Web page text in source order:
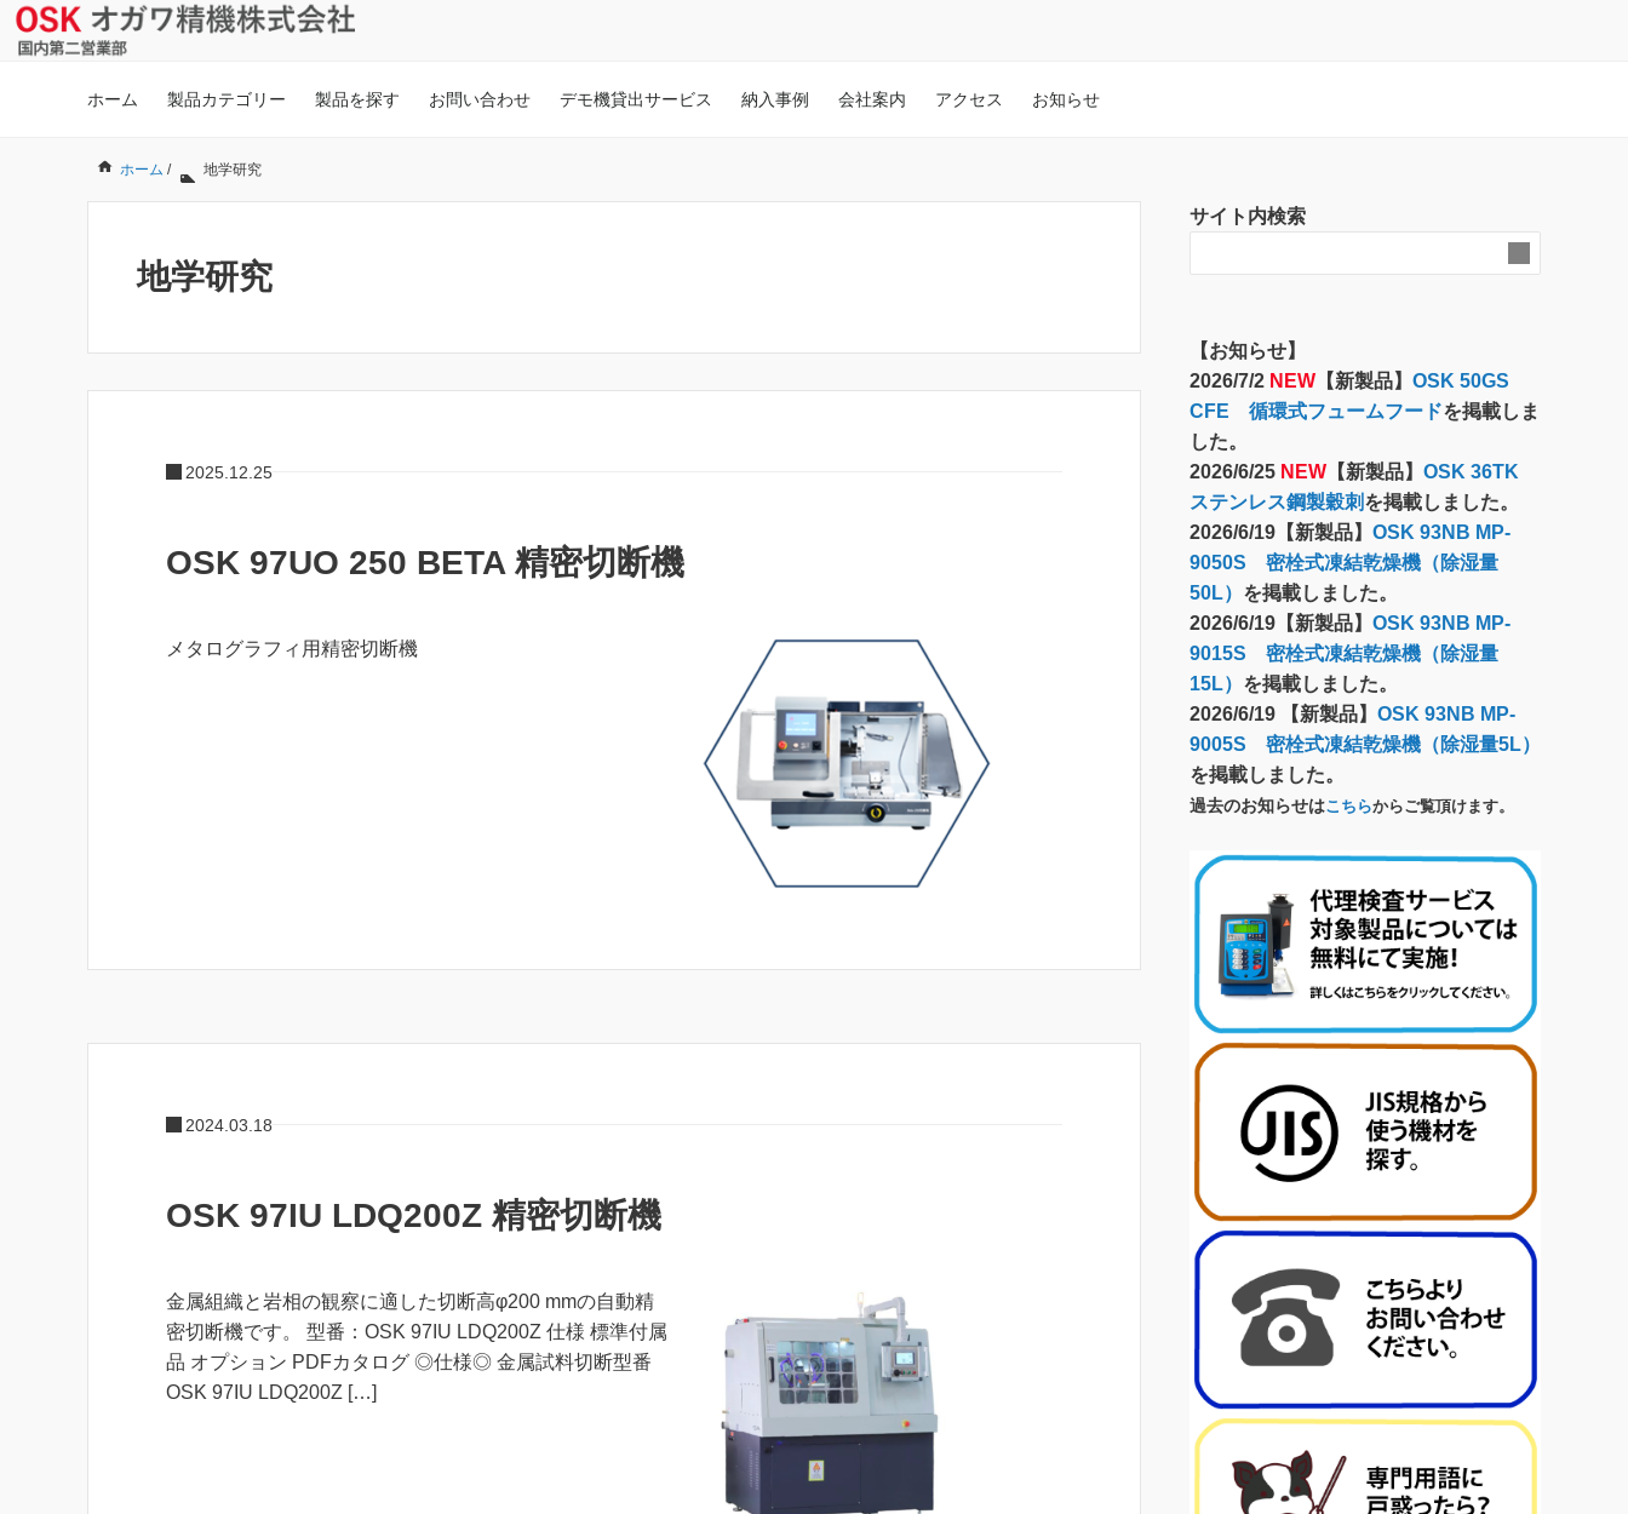
ホーム 製品カテゴリー 製品を探す お問い合わせ デモ機貸出サービス 納入事例 会社案内 アクセス お知らせ
ホーム / 地学研究
地学研究
2025.12.25
OSK 97UO 250 BETA 精密切断機
メタログラフィ用精密切断機
2024.03.18
OSK 97IU LDQ200Z 精密切断機
金属組織と岩相の観察に適した切断高φ200 mmの自動精
密切断機です。 型番：OSK 97IU LDQ200Z 仕様 標準付属
品 オプション PDFカタログ ◎仕様◎ 金属試料切断型番
OSK 97IU LDQ200Z […]
サイト内検索
【お知らせ】
2026/7/2 NEW 【新製品】 OSK 50GS
CFE 循環式フュームフードを掲載しま
した。
2026/6/25 NEW 【新製品】 OSK 36TK
ステンレス鋼製穀刺 を掲載しました。
2026/6/19【新製品】 OSK 93NB MP-
9050S 密栓式凍結乾燥機（除湿量
50L） を掲載しました。
2026/6/19【新製品】 OSK 93NB MP-
9015S 密栓式凍結乾燥機（除湿量
15L） を掲載しました。
2026/6/19 【新製品】 OSK 93NB MP-
9005S 密栓式凍結乾燥機（除湿量5L）
を掲載しました。
過去のお知らせはこちらからご覧頂けます。